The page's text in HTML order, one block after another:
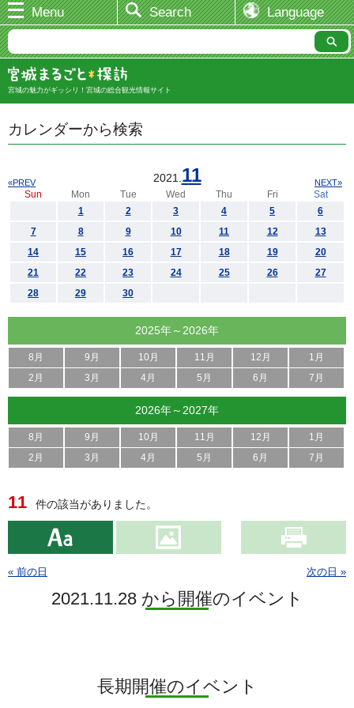
Menu Search Language
宮城の魅力がギッシリ！宮城の総合観光情報サイト
カレンダーから検索
2021. 11
«PREV NEXT»
Sun Mon Tue Wed Thu Fri
Sat
1
2 3 4 5
6
7
8 9 10 11 12
13
14
15 16 17 18 19
20
21
22 23 24 25 26
27
28
29 30
2025年～2026年
8月 9月 10月 11月 12月
1月
2月
3月 4月 5月 6月 7月
2026年～2027年
8月 9月 10月 11月 12月
1月
2月
3月 4月 5月 6月 7月
11 件の該当がありました。
« 前の日 次の日 »
2021.11.28 から開催のイベント
長期開催のイベント